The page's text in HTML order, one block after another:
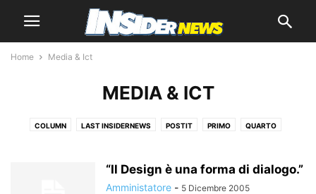
Home Media & Ict
MEDIA & ICT
COLUMN LAST INSIDERNEWS POSTIT PRIMO QUARTO
“Il Design è una forma di dialogo.”
Amministatore - 5 Dicembre 2005